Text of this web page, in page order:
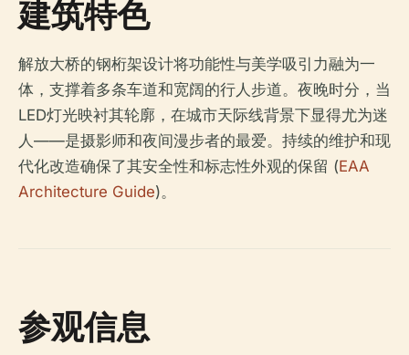
建筑特色
解放大桥的钢桁架设计将功能性与美学吸引力融为一
体，支撑着多条车道和宽阔的行人步道。夜晚时分，当
LED灯光映衬其轮廓，在城市天际线背景下显得尤为迷
人——是摄影师和夜间漫步者的最爱。持续的维护和现
代化改造确保了其安全性和标志性外观的保留 (EAA
Architecture Guide)。
参观信息